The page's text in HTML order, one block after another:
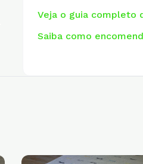
Veja o guia completo
Saiba como